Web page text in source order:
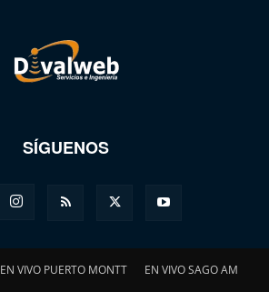
SÍGUENOS
EN VIVO PUERTO MONTT EN VIVO SAGO AM